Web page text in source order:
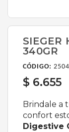
SIEGER
340GR
CÓDIGO:
$ 6.655
Brindale a
confort
Digestive